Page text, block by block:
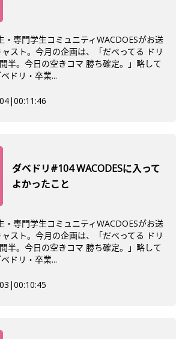
・専門学生コミュニティWACDOESがお送
スト。今月の企画は、「だべってる ドリ
半。今日の空きコマ 勝ち確定。」略して
ドリ・卒業...
|00:11:46
ダベドリ#104 WACODESに入って
よかったこと
・専門学生コミュニティWACDOESがお送
スト。今月の企画は、「だべってる ドリ
半。今日の空きコマ 勝ち確定。」略して
ドリ・卒業...
|00:10:45